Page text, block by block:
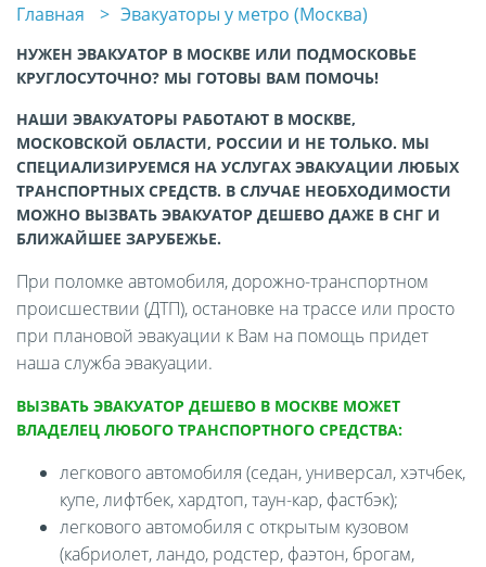
Главная Эвакуаторы у метро (Москва)
НУЖЕН ЭВАКУАТОР В МОСКВЕ ИЛИ ПОДМОСКОВЬЕ
КРУГЛОСУТОЧНО? МЫ ГОТОВЫ ВАМ ПОМОЧЬ!
НАШИ ЭВАКУАТОРЫ РАБОТАЮТ В МОСКВЕ,
МОСКОВСКОЙ ОБЛАСТИ, РОССИИ И НЕ ТОЛЬКО. МЫ
СПЕЦИАЛИЗИРУЕМСЯ НА УСЛУГАХ ЭВАКУАЦИИ ЛЮБЫХ
ТРАНСПОРТНЫХ СРЕДСТВ. В СЛУЧАЕ НЕОБХОДИМОСТИ
МОЖНО ВЫЗВАТЬ ЭВАКУАТОР ДЕШЕВО ДАЖЕ В СНГ И
БЛИЖАЙШЕЕ ЗАРУБЕЖЬЕ.
При поломке автомобиля, дорожно-транспортном
происшествии (ДТП), остановке на трассе или просто
при плановой эвакуации к Вам на помощь придет
наша служба эвакуации.
ВЫЗВАТЬ ЭВАКУАТОР ДЕШЕВО В МОСКВЕ МОЖЕТ
ВЛАДЕЛЕЦ ЛЮБОГО ТРАНСПОРТНОГО СРЕДСТВА:
легкового автомобиля (седан, универсал, хэтчбек,
купе, лифтбек, хардтоп, таун-кар, фастбэк);
легкового автомобиля с открытым кузовом
(кабриолет, ландо, родстер, фаэтон, брогам,